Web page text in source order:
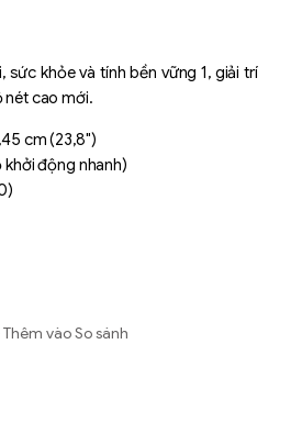
sức khỏe và tính bền vững 1, giải trí
nét cao mới.
cm (23,8")
động nhanh)
Thêm vào So sánh